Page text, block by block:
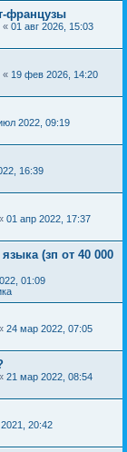
французы
« 01 авг 2026, 15:03
« 19 фев 2026, 14:20
2022, 09:19
16:39
01 апр 2022, 17:37
(зп от 40 000
01:09
24 мар 2022, 07:05
21 мар 2022, 08:54
20:42